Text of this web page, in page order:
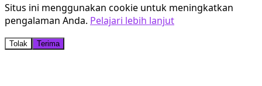
Situs ini menggunakan cookie untuk meningkatkan
pengalaman Anda. Pelajari lebih lanjut
Tolak Terima